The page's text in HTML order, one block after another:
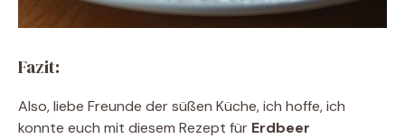
Fazit:
Also, liebe Freunde der süßen Küche, ich hoffe, ich
konnte euch mit diesem Rezept für Erdbeer